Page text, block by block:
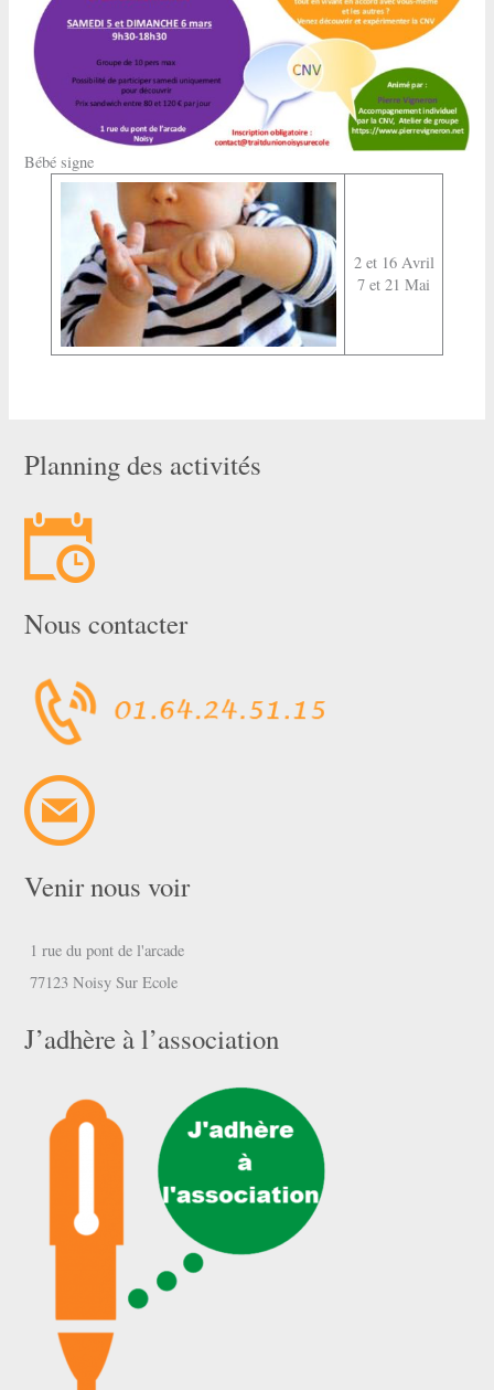
Bébé signe
2 et 16 Avril
7 et 21 Mai
Planning des activités
Nous contacter
Venir nous voir
1 rue du pont de l'arcade
77123 Noisy Sur Ecole
J’adhère à l’association